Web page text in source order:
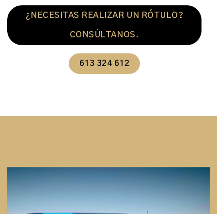
¿NECESITAS REALIZAR UN RÓTULO?
CONSÚLTANOS.
613 324 612